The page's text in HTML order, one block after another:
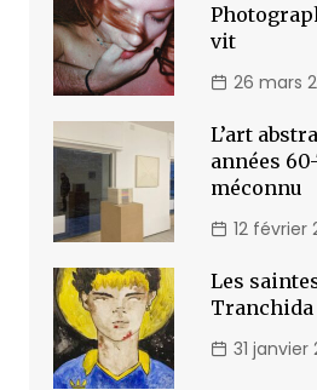
vit
26 mars
L’art
années
méconnu
12 février
Les
Tranchida
31 janvier